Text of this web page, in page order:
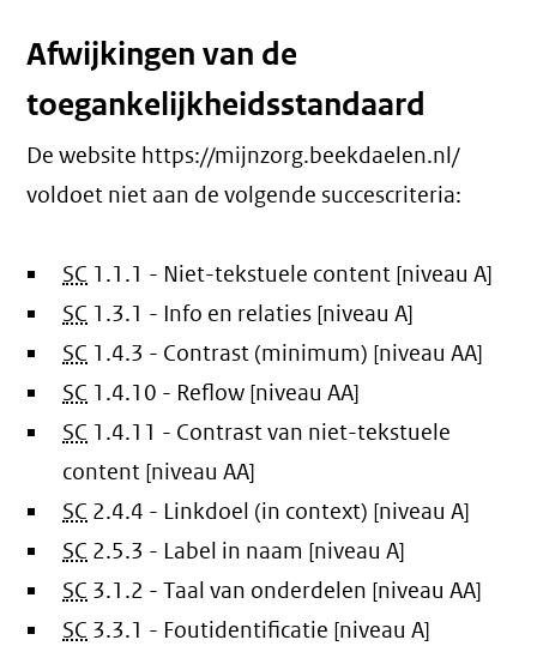
Afwijkingen van de
toegankelijkheidsstandaard
De website https://mijnzorg.beekdaelen.nl/
voldoet niet aan de volgende succescriteria:
SC 1.1.1 - Niet-tekstuele content [niveau A]
SC 1.3.1 - Info en relaties [niveau A]
SC 1.4.3 - Contrast (minimum) [niveau AA]
SC 1.4.10 - Reflow [niveau AA]
SC 1.4.11 - Contrast van niet-tekstuele
content [niveau AA]
SC 2.4.4 - Linkdoel (in context) [niveau A]
SC 2.5.3 - Label in naam [niveau A]
SC 3.1.2 - Taal van onderdelen [niveau AA]
SC 3.3.1 - Foutidentificatie [niveau A]